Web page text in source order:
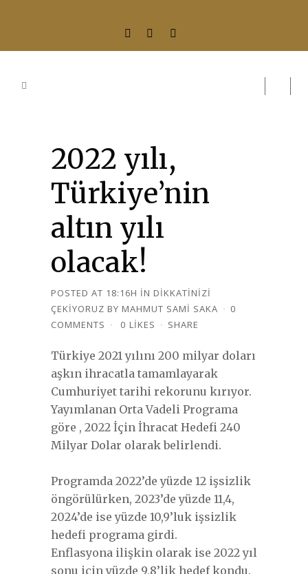
2022 yılı,
Türkiye’nin
altın yılı
olacak!
POSTED AT 18:16H IN DIKKATINIZI
ÇEKIYORUZ BY MAHMUT SAMI SAKA
0
COMMENTS
0 LIKES SHARE
Türkiye 2021 yılını 200 milyar doları
aşkın ihracatla tamamlayarak
Cumhuriyet tarihi rekorunu kırıyor.
Yayımlanan Orta Vadeli Programa
göre , 2022 İçin İhracat Hedefi 240
Milyar Dolar olarak belirlendi.
Programda 2022’de yüzde 12 işsizlik
öngörülürken, 2023’de yüzde 11,4,
2024’de ise yüzde 10,9’luk işsizlik
hedefi programa girdi.
Enflasyona ilişkin olarak ise 2022 yıl
sonu için yüzde 9,8’lik hedef kondu.